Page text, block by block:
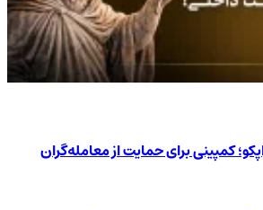
کمپینی برای حمایت از معامله‌گران